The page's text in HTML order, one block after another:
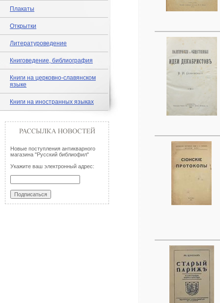
Плакаты
Открытки
Литературоведение
Книговедение, библиография
Книги на церковно-славянском
языке
Книги на иностранных языках
Новые поступления антикварного
магазина "Русский библиофил"
Укажите ваш электронный адрес: